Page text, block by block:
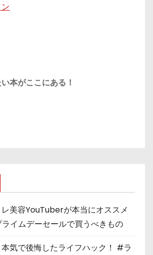
本がここにある！
美容YouTuberが本当にオススメ
イムデーセールで買うべきもの
気で後悔したライフハック！ #ラ